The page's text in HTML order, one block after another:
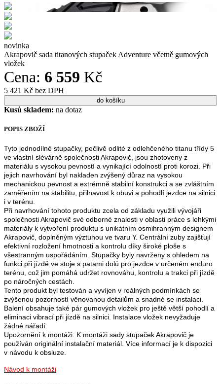
novinka
Akrapovič sada titanových stupaček Adventure včetně gumových
vložek
Cena: 6 559 Kč
5 421 Kč bez DPH
Kusů skladem: na dotaz
POPIS ZBOŽÍ
Tyto jednodílné stupačky, pečlivě odlité z odlehčeného titanu třídy 5
ve vlastní slévárně společnosti Akrapovič, jsou zhotoveny z
materiálu s vysokou pevností a vynikající odolností proti korozi. Při
jejich navrhování byl nakladen zvýšený důraz na vysokou
mechanickou pevnost a extrémně stabilní konstrukci a se zvláštním
zaměřením na stabilitu, přilnavost k obuvi a pohodlí jezdce na silnici
i v terénu.
Při navrhování tohoto produktu zcela od základu využili vývojáři
společnosti Akrapovič své odborné znalosti v oblasti práce s lehkými
materiály k vytvoření produktu s unikátním osmihranným designem
Akrapovič, doplněným výztuhou ve tvaru Y. Centrální zuby zajišťují
efektivní rozložení hmotnosti a kontrolu díky široké ploše s
všestranným uspořádáním. Stupačky byly navrženy s ohledem na
funkci při jízdě ve stoje s patami dolů pro jezdce v určeném enduro
terénu, což jim pomáhá udržet rovnováhu, kontrolu a trakci při jízdě
po náročných cestách.
Tento produkt byl testován a vyvíjen v reálných podmínkách se
zvýšenou pozorností věnovanou detailům a snadné se instalaci.
Balení obsahuje také pár gumových vložek pro ještě větší pohodlí a
eliminaci vibrací při jízdě na silnici. Instalace vložek nevyžaduje
žádné nářadí.
Upozornění k montáži: K montáži sady stupaček Akrapovič je
používán originální instalační materiál. Více informací je k dispozici
v návodu k obsluze.
Návod k montáži